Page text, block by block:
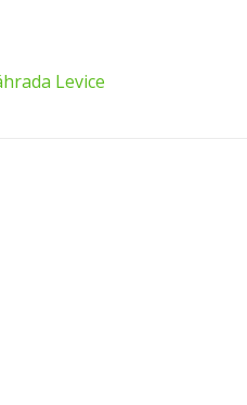
Levice